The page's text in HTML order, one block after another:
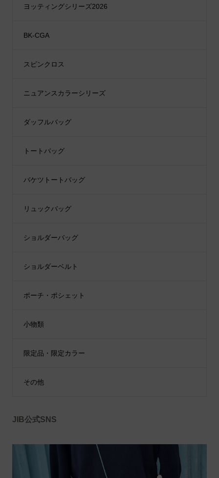
ヨッティングシリーズ2026
BK-CGA
スピンクロス
ニュアンスカラーシリーズ
ダッフルバッグ
トートバッグ
バケツトートバッグ
リュックバッグ
ショルダーバッグ
ショルダーベルト
ポーチ・ポシェット
小物類
限定品・限定カラー
その他
JIB公式SNS